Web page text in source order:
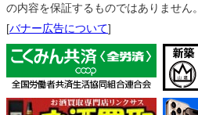
の内容を保証するものではありません。
[バナー広告について]